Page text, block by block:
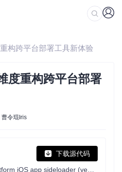
构跨平台部署工具新体验
度重构跨平台部署
曹令琨Iris
下载源代码